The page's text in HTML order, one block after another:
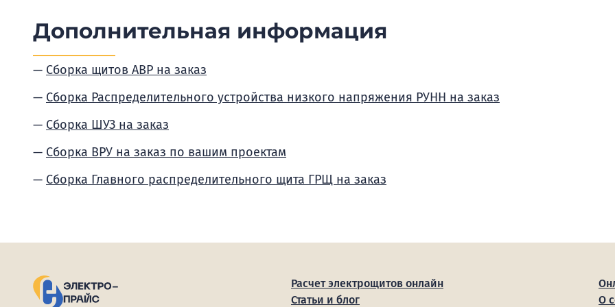
Дополнительная информация
Сборка щитов АВР на заказ
Сборка Распределительного устройства низкого напряжения РУНН на заказ
Сборка ШУЗ на заказ
Сборка ВРУ на заказ по вашим проектам
Сборка Главного распределительного щита ГРЩ на заказ
Расчет электрощитов онлайн
Статьи и блог
О